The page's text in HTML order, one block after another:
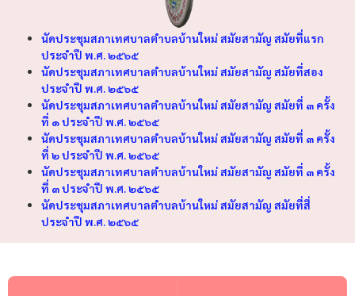
นัดประชุมสภาเทศบาลตำบลบ้านใหม่ สมัยสามัญ สมัยที่แรก
ประจำปี พ.ศ. ๒๕๖๕
นัดประชุมสภาเทศบาลตำบลบ้านใหม่ สมัยสามัญ สมัยที่สอง
ประจำปี พ.ศ. ๒๕๖๕
นัดประชุมสภาเทศบาลตำบลบ้านใหม่ สมัยสามัญ สมัยที่ ๓ ครั้ง
ที่ ๑ ประจำปี พ.ศ. ๒๕๖๕
นัดประชุมสภาเทศบาลตำบลบ้านใหม่ สมัยสามัญ สมัยที่ ๓ ครั้ง
ที่ ๒ ประจำปี พ.ศ. ๒๕๖๕
นัดประชุมสภาเทศบาลตำบลบ้านใหม่ สมัยสามัญ สมัยที่ ๓ ครั้ง
ที่ ๓ ประจำปี พ.ศ. ๒๕๖๕
นัดประชุมสภาเทศบาลตำบลบ้านใหม่ สมัยสามัญ สมัยที่สี่
ประจำปี พ.ศ. ๒๕๖๕